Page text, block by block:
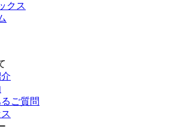
クス
ご質問